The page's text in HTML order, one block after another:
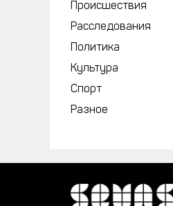
Происшествия
Расследования
Политика
Культура
Спорт
Разное